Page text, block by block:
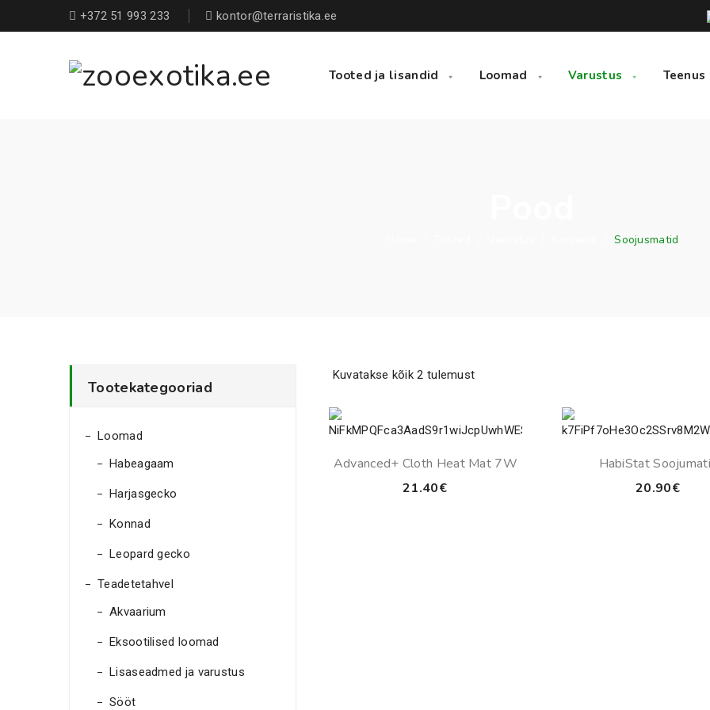
+372 51 993 233 kontor@terraristika.ee
Tooted ja lisandid Loomad Varustus Teenus
/Soojusmatid
Kuvatakse kõik 2 tulemust
Advanced+ Cloth Heat Mat 7W
21.40€
HabiStat
20.90€
Tootekategooriad
Loomad
Habeagaam
Harjasgecko
Konnad
Leopard gecko
Teadetetahvel
Akvaarium
Eksootilised loomad
Lisaseadmed ja varustus
Sööt